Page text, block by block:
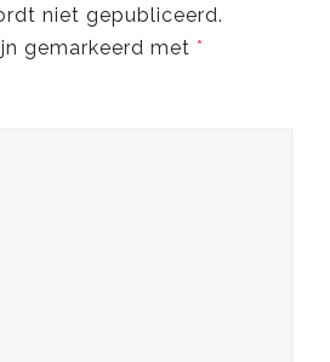
niet gepubliceerd.
gemarkeerd met *